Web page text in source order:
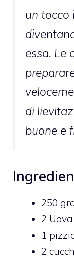
un tocco
essa. Le
di
buone e
250
2 Uova
1
2